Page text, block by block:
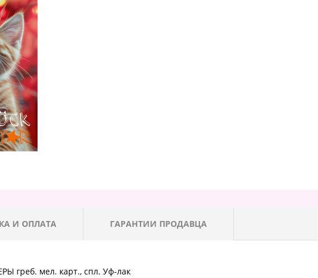
И ОПЛАТА ГАРАНТИИ ПРОДАВЦА
греб. мел. карт., спл. Уф-лак